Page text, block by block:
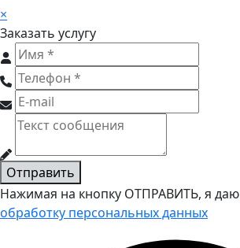
×
Заказать услугу
Отправить
Нажимая на кнопку ОТПРАВИТЬ, я даю
обработку персональных данных